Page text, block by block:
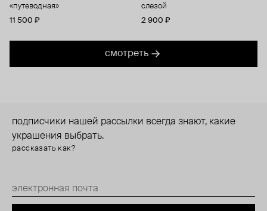
«путеводная»
11 500 ₽
слезой
2 900 ₽
смотреть
подписчики нашей рассылки всегда знают, какие
украшения выбрать.
рассказать как?